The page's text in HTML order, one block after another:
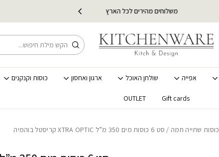
משלוחים מהירים לכל הארץ
חיפוש
אפייה שולחן האוכל ארגון ואחסון כוסות וקנקנים
Gift cards
OUTLET
כוסות שתייה חמה / סט 6 כוסות מים 350 מ”ל XTRA OPTIC קריסטל בוהמיה